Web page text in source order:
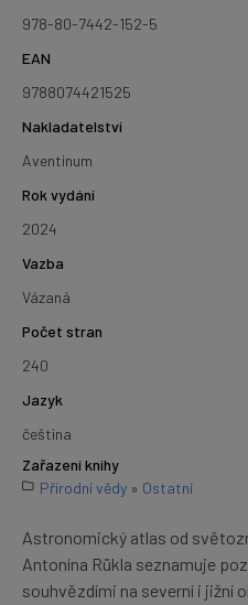
978-80-7442-152-5
EAN
9788074421525
Nakladatelství
Aventinum
Rok vydání
2024
Vazba
Vázaná
Počet stran
240
Jazyk
čeština
Zařazení knihy
Přírodní vědy » Ostatní
Astronomický atlas od
Antonína Rükla seznamuje
souhvězdími na severní i jižní